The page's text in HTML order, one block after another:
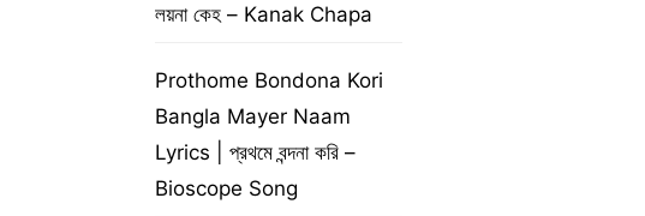
লয়না কেহ – Kanak Chapa
Prothome Bondona Kori
Bangla Mayer Naam
Lyrics | প্রথমে বন্দনা করি –
Bioscope Song